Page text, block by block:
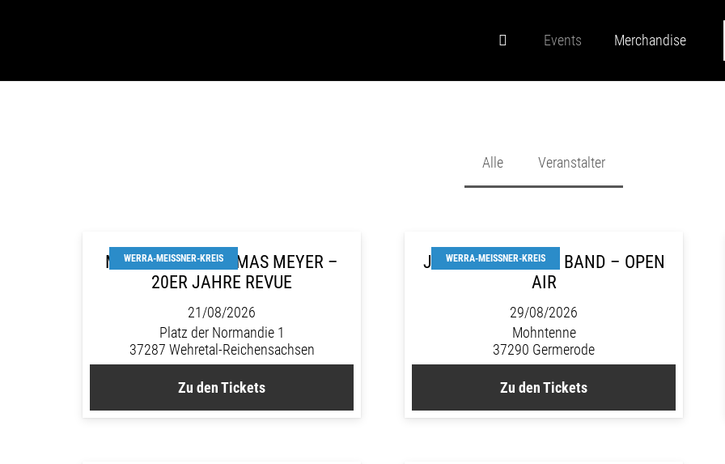
Events Merchandise
Alle Veranstalter
WERRA-MEISSNER-KREIS
MARCELINI & THOMAS MEYER –
20ER JAHRE REVUE
21/08/2026
Platz der Normandie 1
37287 Wehretal-Reichensachsen
Zu den Tickets
WERRA-MEISSNER-KREIS
JOSHUA PATRON & BAND – OPEN
AIR
29/08/2026
Mohntenne
37290 Germerode
Zu den Tickets